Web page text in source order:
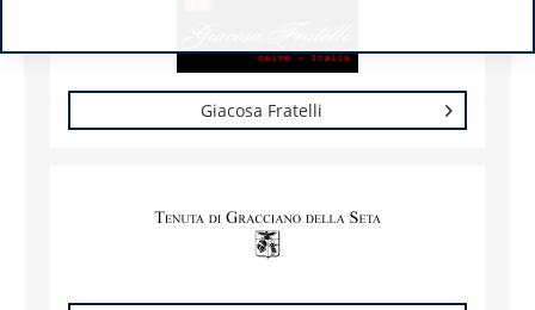
Giacosa Fratelli